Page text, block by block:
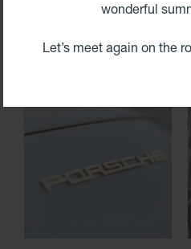
wonderful
Let’s meet again on the